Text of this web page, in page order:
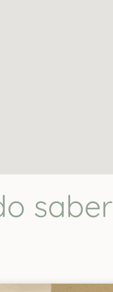
Gil
saber